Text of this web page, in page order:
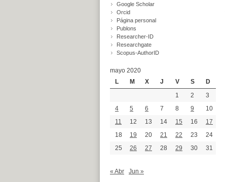
Google Scholar
Orcid
Página personal
Publons
Researcher-ID
Researchgate
Scopus-AuthorID
mayo 2020
L
M X J V S
D
1
2
3
4
5 6 7 8 9
10
11
12 13 14 15 16
17
18
19 20 21 22 23
24
25
26 27 28 29 30 31
« Abr Jun »